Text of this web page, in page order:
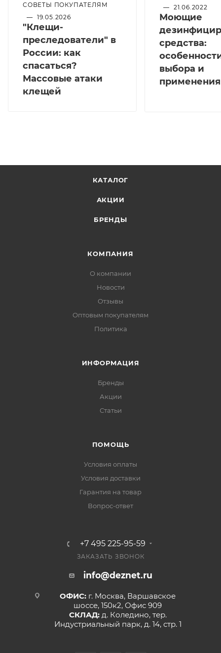
СОВЕТЫ ПОКУПАТЕЛЯМ
— 19.05.2026
"Клещи-
преследователи" в
России: как
спасаться?
Массовые атаки
клещей
— 21.06.2022
Моющие
средства:
выбора и
применения
КАТАЛОГ
АКЦИИ
БРЕНДЫ
КОМПАНИЯ
О компании
Новости
Отзывы
Оптовым покупателям
Политика
ИНФОРМАЦИЯ
Бренды
Акции
Статьи
ПОМОЩЬ
Условия оплаты
Условия доставки
Гарантия на товар
Вопрос-ответ
+7 495 225-95-59
ЗАКАЗАТЬ ЗВОНОК
info@deznet.ru
ОФИС: г. Москва, Варшавское
шоссе, 150к2, Офис 909
СКЛАД: д. Коледино, тер.
Индустриальный парк, д. 14, стр. 1